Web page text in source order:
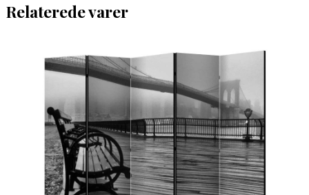
Relaterede varer